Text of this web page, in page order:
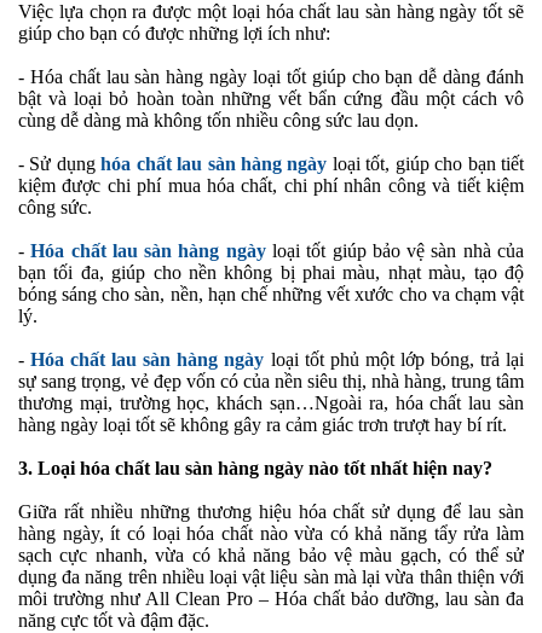
Việc lựa chọn ra được một loại hóa chất lau sàn hàng ngày tốt sẽ
giúp cho bạn có được những lợi ích như:
- Hóa chất lau sàn hàng ngày loại tốt giúp cho bạn dễ dàng đánh
bật và loại bỏ hoàn toàn những vết bẩn cứng đầu một cách vô
cùng dễ dàng mà không tốn nhiều công sức lau dọn.
- Sử dụnghóa chất lau sàn hàng ngày loại tốt, giúp cho bạn tiết
kiệm được chi phí mua hóa chất, chi phí nhân công và tiết kiệm
công sức.
-Hóa chất lau sàn hàng ngàyloại tốt giúp bảo vệ sàn nhà của
bạn tối đa, giúp cho nền không bị phai màu, nhạt màu, tạo độ
bóng sáng cho sàn, nền, hạn chế những vết xước cho va chạm vật
lý.
-Hóa chất lau sàn hàng ngày loại tốt phủ một lớp bóng, trả lại
sự sang trọng, vẻ đẹp vốn có của nền siêu thị, nhà hàng, trung tâm
thương mại, trường học, khách sạn…Ngoài ra, hóa chất lau sàn
hàng ngày loại tốt sẽ không gây ra cảm giác trơn trượt hay bí rít.
3. Loại hóa chất lau sàn hàng ngày nào tốt nhất hiện nay?
Giữa rất nhiều những thương hiệu hóa chất sử dụng để lau sàn
hàng ngày, ít có loại hóa chất nào vừa có khả năng tẩy rửa làm
sạch cực nhanh, vừa có khả năng bảo vệ màu gạch, có thể sử
dụng đa năng trên nhiều loại vật liệu sàn mà lại vừa thân thiện với
môi trường như All Clean Pro – Hóa chất bảo dưỡng, lau sàn đa
năng cực tốt và đậm đặc.